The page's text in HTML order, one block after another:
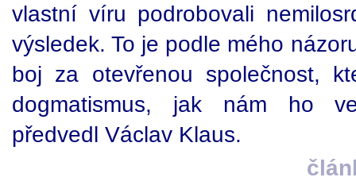
vlastní víru podrobovali
výsledek. To je podle mého
boj za otevřenou společnost,
dogmatismus, jak nám ho
předvedl Václav Klaus.